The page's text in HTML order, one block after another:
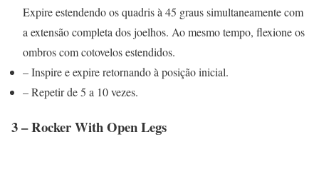
Expire estendendo os quadris à 45 graus simultaneamente com
a extensão completa dos joelhos. Ao mesmo tempo, flexione os
ombros com cotovelos estendidos.
– Inspire e expire retornando à posição inicial.
– Repetir de 5 a 10 vezes.
3 – Rocker With Open Legs